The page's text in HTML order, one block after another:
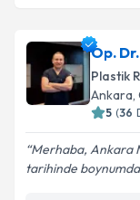
Op. Dr.
takvimi talebi
almanız için
E-posta
Op.
Plastik
Ankara,
5 (36
Merhaba, Ankara
tarihinde